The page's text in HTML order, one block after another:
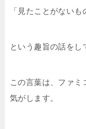
「見たことがない
という趣旨の話をし
この言葉は、ファミ
気がします。